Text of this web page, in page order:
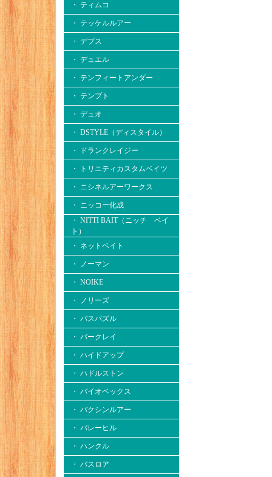
・ ティムコ
・ テッケルルアー
・ デプス
・ デュエル
・ テンフィートアンダー
・ テンプト
・ デュオ
・ DSTYLE（ディスタイル）
・ ドランクレイジー
・ トリニティカスタムベイツ
・ ニシネルアーワークス
・ ニッコー化成
・ NITTI BAIT（ニッチ ベイ
ト）
・ ネットベイト
・ ノーマン
・ NOIKE
・ ノリーズ
・ バスパズル
・ バークレイ
・ ハイドアップ
・ ハドルストン
・ バイオベックス
・ バクシンルアー
・ バレーヒル
・ ハンクル
・ バスロア